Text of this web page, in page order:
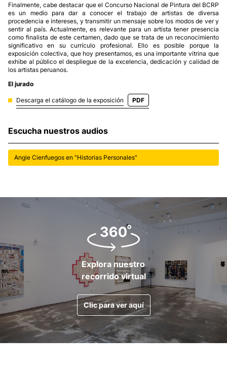
Finalmente, cabe destacar que el Concurso Nacional de Pintura del BCRP
es un medio para dar a conocer el trabajo de artistas de diversa
procedencia e intereses, y transmitir un mensaje sobre los modos de ver y
sentir al país. Actualmente, es relevante para un artista tener presencia
como finalista de este certamen, dado que se trata de un reconocimiento
significativo en su currículo profesional. Ello es posible porque la
exposición colectiva, que hoy presentamos, es una importante vitrina que
exhibe al público el despliegue de la excelencia, dedicación y calidad de
los artistas peruanos.
El jurado
Descarga el catálogo de la exposición PDF
Escucha nuestros audios
Angie Cienfuegos en "Historias Personales"
Explora nuestro
recorrido virtual
Clic para ver aquí